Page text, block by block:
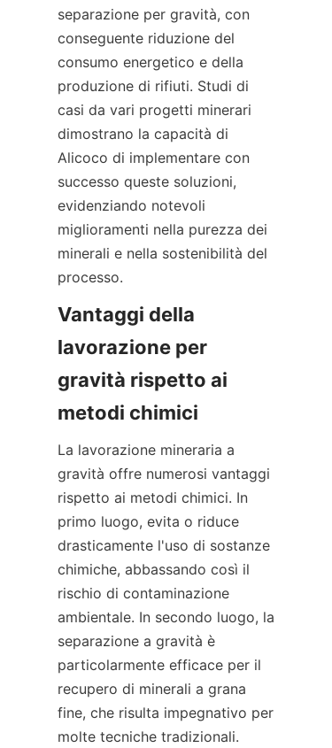
separazione per gravità, con
conseguente riduzione del
consumo energetico e della
produzione di rifiuti. Studi di
casi da vari progetti minerari
dimostrano la capacità di
Alicoco di implementare con
successo queste soluzioni,
evidenziando notevoli
miglioramenti nella purezza dei
minerali e nella sostenibilità del
processo.
Vantaggi della
lavorazione per
gravità rispetto ai
La lavorazione mineraria a
gravità offre numerosi vantaggi
rispetto ai metodi chimici. In
primo luogo, evita o riduce
drasticamente l'uso di sostanze
chimiche, abbassando così il
rischio di contaminazione
ambientale. In secondo luogo, la
separazione a gravità è
particolarmente efficace per il
recupero di minerali a grana
fine, che risulta impegnativo per
molte tecniche tradizionali.